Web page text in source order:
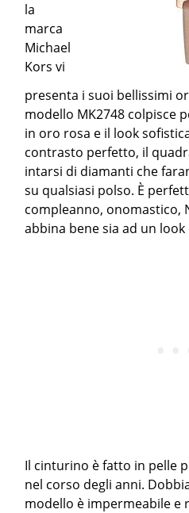
la
marca
Michael
Kors vi
presenta i suoi bellissimi
modello MK2748 colpisce
in oro rosa e il look
contrasto perfetto, il
intarsi di diamanti che
su qualsiasi polso. È
compleanno, onomastico,
abbina bene sia ad un look
Il cinturino è fatto in pelle
nel corso degli anni.
modello è impermeabile e